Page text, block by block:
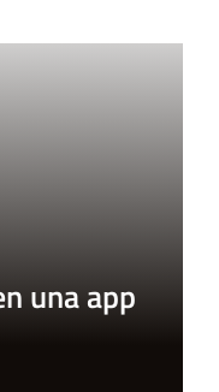
una app